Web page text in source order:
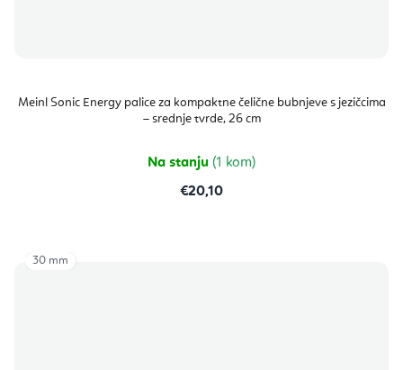
Meinl Sonic Energy palice za kompaktne čelične bubnjeve s jezičcima
– srednje tvrde, 26 cm
Na stanju (1 kom)
€20,10
30 mm